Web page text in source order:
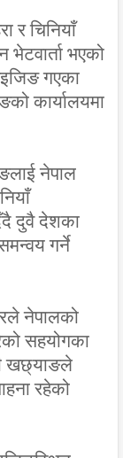
र चिनियाँ
भेटवार्ता भएको
गएका
कार्यालयमा
नेपाल
दुवै देशका
गर्ने
नेपालको
सहयोगका
खछ्याङले
रहेको